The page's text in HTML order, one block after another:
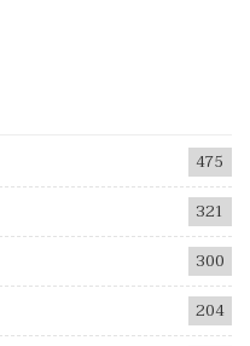
475
321
300
204